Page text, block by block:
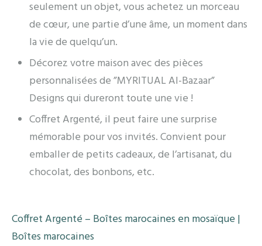
seulement un objet, vous achetez un morceau
de cœur, une partie d’une âme, un moment dans
la vie de quelqu’un.
Décorez votre maison avec des pièces
personnalisées de ”MYRITUAL Al-Bazaar”
Designs qui dureront toute une vie !
Coffret Argenté, il peut faire une surprise
mémorable pour vos invités. Convient pour
emballer de petits cadeaux, de l’artisanat, du
chocolat, des bonbons, etc.
Coffret Argenté – Boîtes marocaines en mosaïque |
Boîtes marocaines